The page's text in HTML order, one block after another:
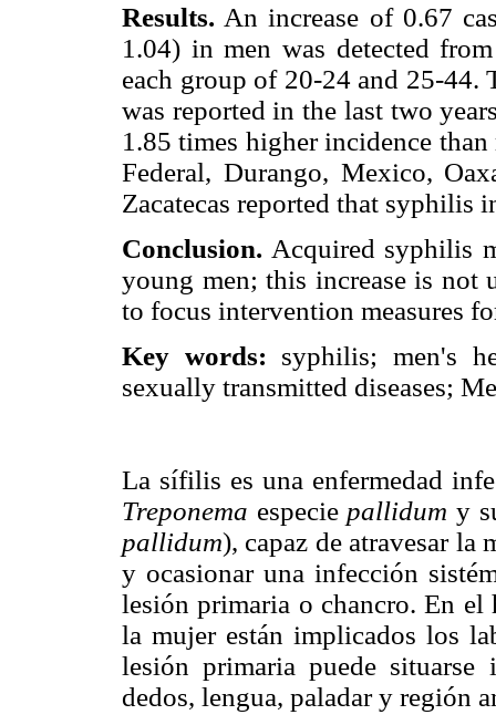
Results. An increase of 0.67
1.04) in men was detected
each group of 20-24 and 25-44.
was reported in the last two
1.85 times higher incidence
Federal, Durango, Mexico,
Zacatecas reported that syphilis
Conclusion. Acquired syphilis
young men; this increase is not
to focus intervention measures
Key words: syphilis; men's
sexually transmitted diseases;
La sífilis es una enfermedad
Treponema especie pallidum y
pallidum), capaz de atravesar la
y ocasionar una infección
lesión primaria o chancro. En el
la mujer están implicados los
lesión primaria puede situarse
dedos, lengua, paladar y región